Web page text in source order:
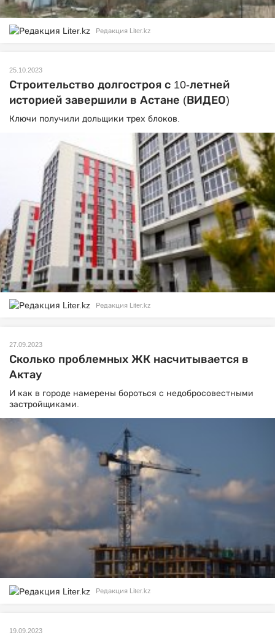
Редакция Liter.kz
25.10.2023
Строительство долгостроя с 10-летней
историей завершили в Астане (ВИДЕО)
Ключи получили дольщики трех блоков.
Редакция Liter.kz
27.09.2023
Сколько проблемных ЖК насчитывается в
Актау
И как в городе намерены бороться с недобросовестными
застройщиками.
Редакция Liter.kz
19.09.2023